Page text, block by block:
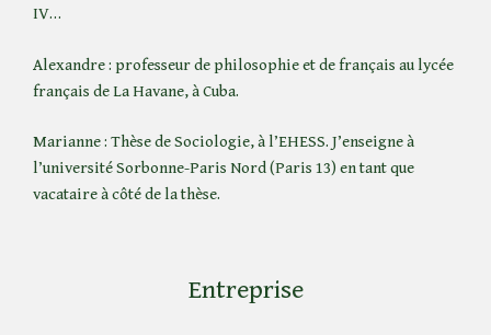
IV…
Alexandre : professeur de philosophie et de français au lycée
français de La Havane, à Cuba.
Marianne : Thèse de Sociologie, à l’EHESS. J’enseigne à
l’université Sorbonne-Paris Nord (Paris 13) en tant que
vacataire à côté de la thèse.
Entreprise